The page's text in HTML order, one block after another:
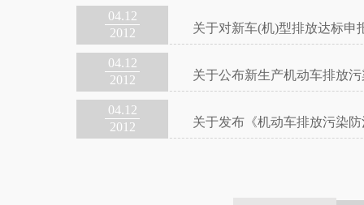
04.12
2012
关于对新车(机)型排放达标申
04.12
2012
关于公布新生产机动车排放
04.12
2012
关于发布《机动车排放污染